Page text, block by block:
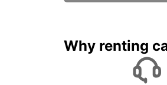
Why renting